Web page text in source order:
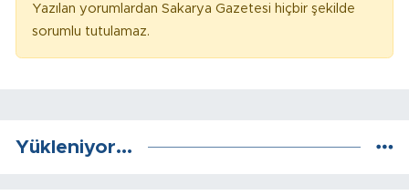
Yazılan yorumlardan Sakarya Gazetesi hiçbir şekilde
sorumlu tutulamaz.
Yükleniyor...